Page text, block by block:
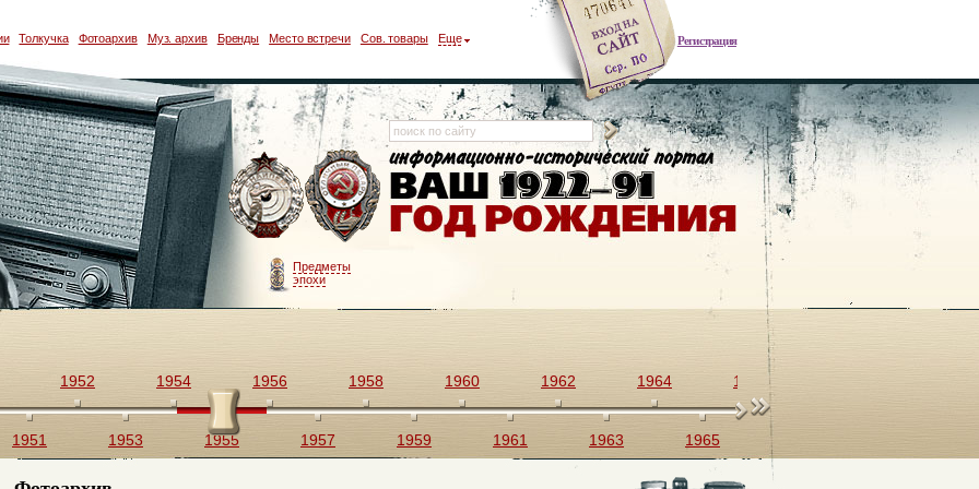
Регистрация
Толкучка Фотоархив Муз. архив Бренды Место встречи Сов. товары Еще
Предметы
эпохи
1951
1952
1953
1954
1955
1956
1957
1958
1959
1960
1961
1962
1963
1964
1965
1966